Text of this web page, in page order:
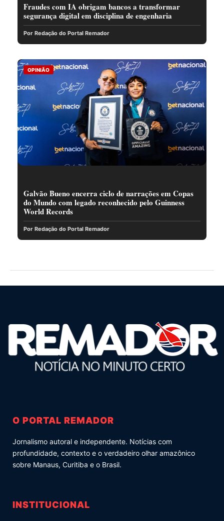
Fraudes com IA obrigam bancos a transformar
segurança digital em disciplina de engenharia
Por Redação do Portal Remador
OPINIÃO
Galvão Bueno encerra ciclo de narrações em Copas
do Mundo com legado reconhecido pelo Guinness
World Records
Por Redação do Portal Remador
O PORTAL REMADOR
Jornalismo autoral e independente. Notícias com
profundidade, contexto e o verdadeiro olhar amazônico
sobre Manaus, Curitiba e o Brasil.
INSTITUCIONAL